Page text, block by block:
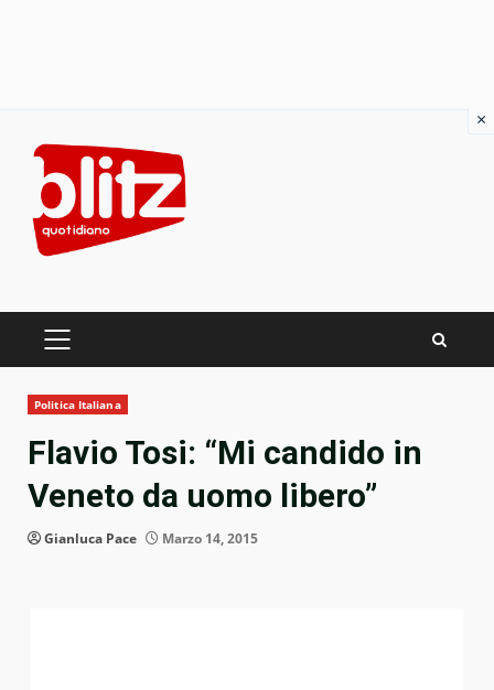
content
PRIMARY
Politica Italiana
Flavio Tosi: “Mi candido in
Veneto da uomo libero”
Gianluca Pace Marzo 14, 2015
×